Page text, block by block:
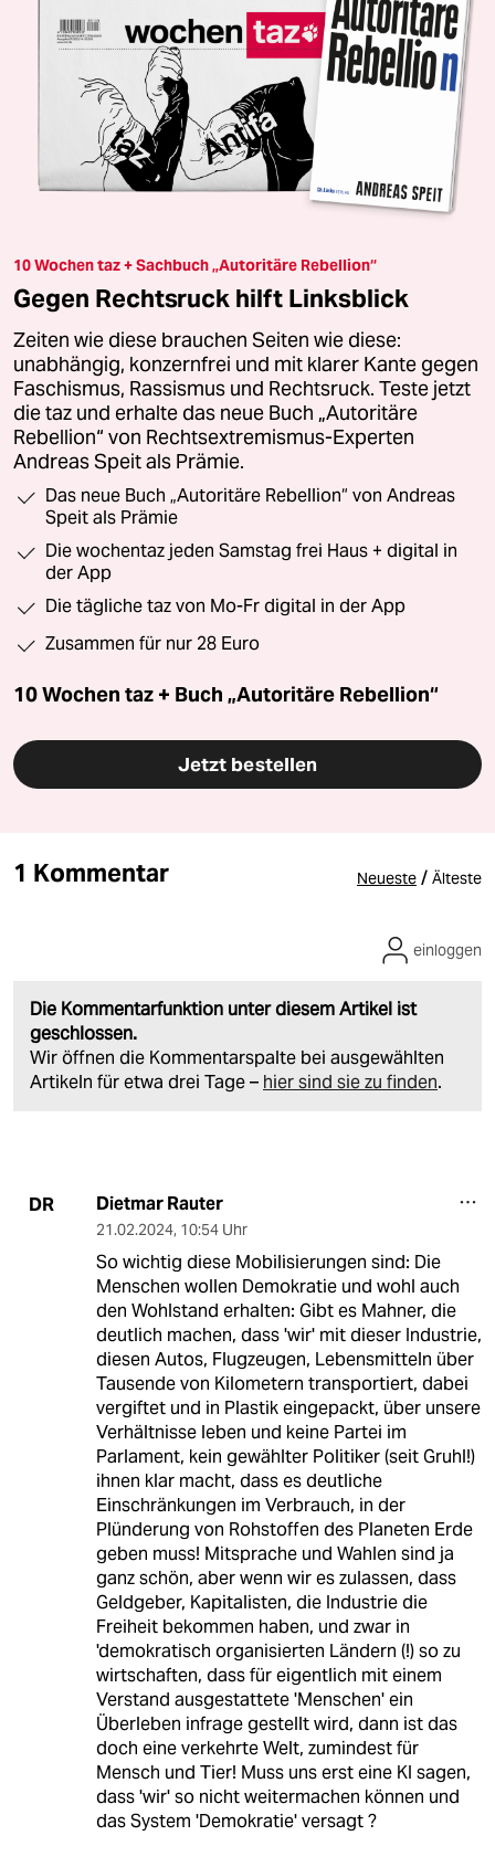
10 Wochen taz + Sachbuch „Autoritäre Rebellion“
Gegen Rechtsruck hilft Linksblick
Zeiten wie diese brauchen Seiten wie diese:
unabhängig, konzernfrei und mit klarer Kante gegen
Faschismus, Rassismus und Rechtsruck. Teste jetzt
die taz und erhalte das neue Buch „Autoritäre
Rebellion“ von Rechtsextremismus-Experten
Andreas Speit als Prämie.
Das neue Buch „Autoritäre Rebellion“ von Andreas
Speit als Prämie
Die wochentaz jeden Samstag frei Haus + digital in
der App
Die tägliche taz von Mo-Fr digital in der App
Zusammen für nur 28 Euro
10 Wochen taz + Buch „Autoritäre Rebellion“
Jetzt bestellen
1 Kommentar Neueste / Älteste
Die Kommentarfunktion unter diesem Artikel ist
geschlossen.
Wir öffnen die Kommentarspalte bei ausgewählten
Artikeln für etwa drei Tage – hier sind sie zu finden.
einloggen
DR Dietmar Rauter
21.02.2024, 10:54 Uhr
So wichtig diese Mobilisierungen sind: Die
Menschen wollen Demokratie und wohl auch
den Wohlstand erhalten: Gibt es Mahner, die
deutlich machen, dass 'wir' mit dieser Industrie,
diesen Autos, Flugzeugen, Lebensmitteln über
Tausende von Kilometern transportiert, dabei
vergiftet und in Plastik eingepackt, über unsere
Verhältnisse leben und keine Partei im
Parlament, kein gewählter Politiker (seit Gruhl!)
ihnen klar macht, dass es deutliche
Einschränkungen im Verbrauch, in der
Plünderung von Rohstoffen des Planeten Erde
geben muss! Mitsprache und Wahlen sind ja
ganz schön, aber wenn wir es zulassen, dass
Geldgeber, Kapitalisten, die Industrie die
Freiheit bekommen haben, und zwar in
'demokratisch organisierten Ländern (!) so zu
wirtschaften, dass für eigentlich mit einem
Verstand ausgestattete 'Menschen' ein
Überleben infrage gestellt wird, dann ist das
doch eine verkehrte Welt, zumindest für
Mensch und Tier! Muss uns erst eine KI sagen,
dass 'wir' so nicht weitermachen können und
das System 'Demokratie' versagt ?